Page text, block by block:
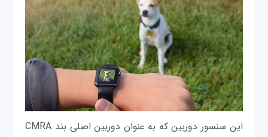
این سنسور دوربین که به عنوان دوربین اصلی بند CMRA